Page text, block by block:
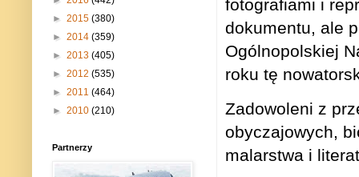
fotografiami i
dokumentu, ale
Ogólnopolskiej
roku tę
Zadowoleni z
obyczajowych,
malarstwa i
► 2015 (380)
► 2014 (359)
► 2013 (405)
► 2012 (535)
► 2011 (464)
► 2010 (210)
Partnerzy